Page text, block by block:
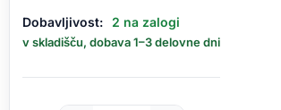
Dobavljivost: 2 na zalogi
v skladišču, dobava 1–3 delovne dni
Potovalni
za